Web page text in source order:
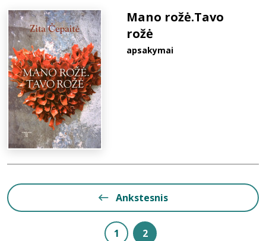
Mano rožė.Tavo
rožė
apsakymai
Ankstesnis
1 2